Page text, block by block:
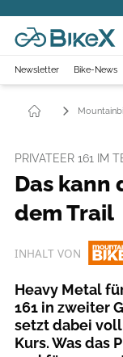
Newsletter Bike-News
PRIVATEER 161 IM
Das kann
dem Trail
INHALT VON
Heavy Metal
161 in zweiter
setzt dabei
Kurs. Was das